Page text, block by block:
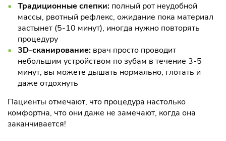
Традиционные слепки: полный рот неудобной
массы, рвотный рефлекс, ожидание пока материал
застынет (5-10 минут), иногда нужно повторять
процедуру
3D-сканирование: врач просто проводит
небольшим устройством по зубам в течение 3-5
минут, вы можете дышать нормально, глотать и
даже отдохнуть
Пациенты отмечают, что процедура настолько
комфортна, что они даже не замечают, когда она
заканчивается!